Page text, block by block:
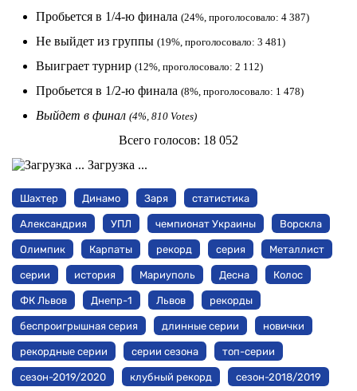
Пробьется в 1/4-ю финала (24%, проголосовало: 4 387)
Не выйдет из группы (19%, проголосовало: 3 481)
Выиграет турнир (12%, проголосовало: 2 112)
Пробьется в 1/2-ю финала (8%, проголосовало: 1 478)
Выйдет в финал (4%, 810 Votes)
Всего голосов: 18 052
Загрузка ...
Шахтер Динамо Заря статистика
Александрия УПЛ чемпионат Украины Ворскла
Олимпик Карпаты рекорд серия Металлист
серии история Мариуполь Десна Колос
ФК Львов Днепр-1 Львов рекорды
беспроигрышная серия длинные серии новички
рекордные серии серии сезона топ-серии
сезон-2019/2020 клубный рекорд сезон-2018/2019